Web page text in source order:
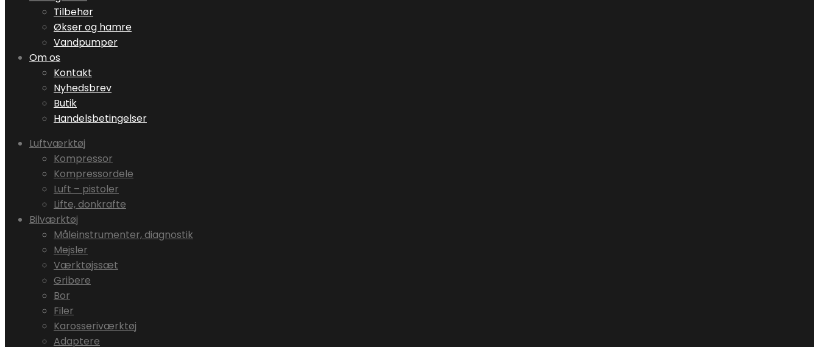
Tilbehør
Økser og hamre
Vandpumper
Om os
Kontakt
Nyhedsbrev
Butik
Handelsbetingelser
Luftværktøj
Kompressor
Kompressordele
Luft – pistoler
Lifte, donkrafte
Bilværktøj
Måleinstrumenter, diagnostik
Mejsler
Værktøjssæt
Gribere
Bor
Filer
Karosseriværktøj
Adaptere